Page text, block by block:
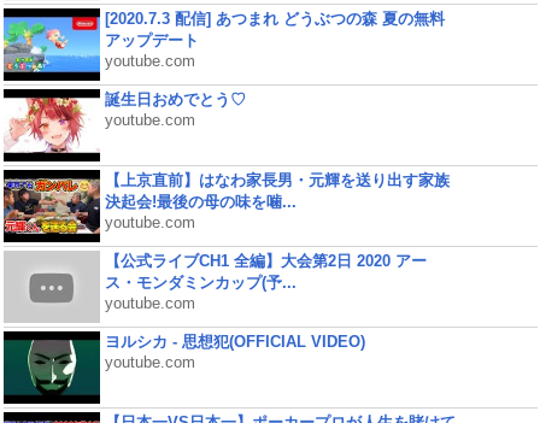
[2020.7.3 配信] あつまれ どうぶつの森 夏の無料
アップデート
youtube.com
誕生日おめでとう♡
youtube.com
【上京直前】はなわ家長男・元輝を送り出す家族
決起会!最後の母の味を噛...
youtube.com
【公式ライブCH1 全編】大会第2日 2020 アー
ス・モンダミンカップ(予...
youtube.com
ヨルシカ - 思想犯(OFFICIAL VIDEO)
youtube.com